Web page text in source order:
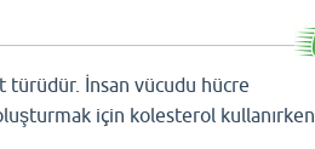
İnsan vücudu hücre
için kolesterol kullanırken,